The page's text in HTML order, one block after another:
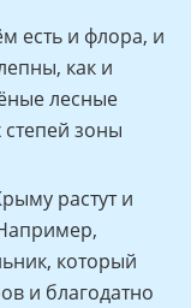
есть и флора, и
как и
лесные
зоны
растут и
который
и благодатно